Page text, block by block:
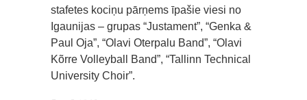
stafetes kociņu pārņems īpašie viesi no
Igaunijas – grupas “Justament”, “Genka &
Paul Oja”, “Olavi Oterpalu Band”, “Olavi
Kõrre Volleyball Band”, “Tallinn Technical
University Choir”.